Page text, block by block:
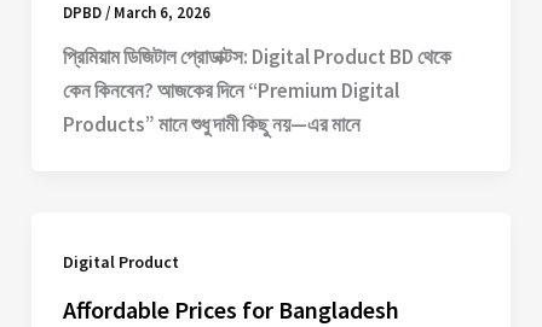
DPBD/ March 6, 2026
প্রিমিয়াম ডিজিটাল প্রোডাক্টস: Digital Product BD থেকে
কেন কিনবেন? আজকের দিনে “Premium Digital
Products” মানে শুধু দামী কিছু নয়—এর মানে
Digital Product
Affordable Prices for Bangladesh